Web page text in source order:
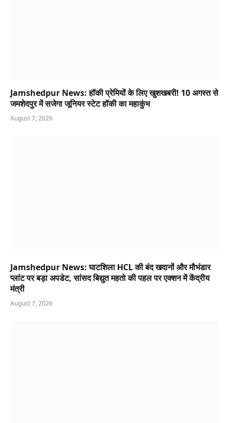
Jamshedpur News: हॉकी प्रेमियों के लिए खुशखबरी! 10 अगस्त से
जमशेदपुर में सजेगा जूनियर स्टेट हॉकी का महाकुंभ
August 7, 2026
Jamshedpur News: घाटशिला HCL की बंद खदानों और मौभंडार
प्लांट पर बड़ा अपडेट, सांसद बिद्युत महतो की पहल पर एक्शन में केंद्रीय
मंत्री
August 7, 2026